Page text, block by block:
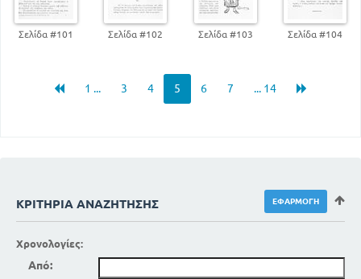
Σελίδα #101 Σελίδα #102 Σελίδα #103 Σελίδα #104
1 ... 3 4 5 6 7 ... 14
ΚΡΙΤΉΡΙΑ ΑΝΑΖΉΤΗΣΗΣ
Χρονολογίες:
Από: